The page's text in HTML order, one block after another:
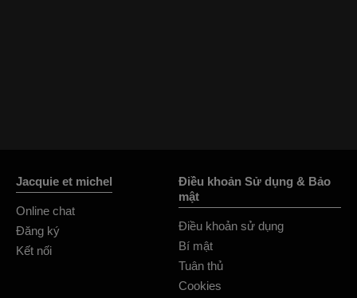
Jacquie et michel
Online chat
Đăng ký
Kết nối
Điều khoản Sử dụng & Bảo
mật
Điều khoản sử dụng
Bí mật
Tuân thủ
Cookies